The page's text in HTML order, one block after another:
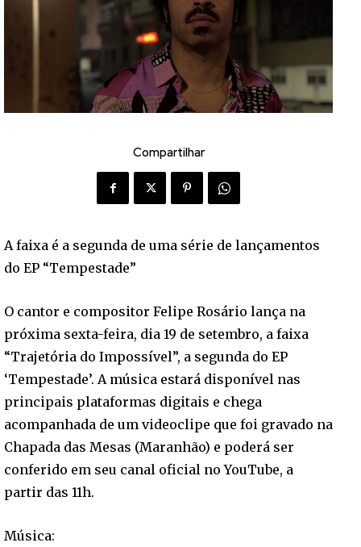
Compartilhar
A faixa é a segunda de uma série de lançamentos
do EP “Tempestade”
O cantor e compositor Felipe Rosário lança na
próxima sexta-feira, dia 19 de setembro, a faixa
“Trajetória do Impossível”, a segunda do EP
‘Tempestade’. A música estará disponível nas
principais plataformas digitais e chega
acompanhada de um videoclipe que foi gravado na
Chapada das Mesas (Maranhão) e poderá ser
conferido em seu canal oficial no YouTube, a
partir das 11h.
Música: